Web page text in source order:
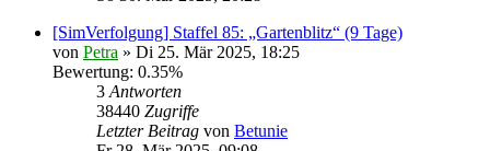
[SimVerfolgung] Staffel 85: „Gartenblitz“ (9 Tage)
von Petra » Di 25. Mär 2025, 18:25
Bewertung: 0.35%
3 Antworten
38440 Zugriffe
Letzter Beitrag von Betunie